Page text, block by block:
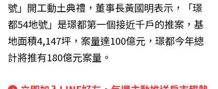
號」開工動土典禮，董事長黃國明表示，「璟
都54地號」是璟都第一個接近千戶的推案，基
地面積4,147坪，案量達100億元，璟都今年總
計將推有180億元案量。